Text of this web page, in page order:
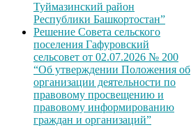
Туймазинский район
Республики Башкортостан”
Решение Совета сельского
поселения Гафуровский
сельсовет от 02.07.2026 № 200
“Об утверждении Положения об
организации деятельности по
правовому просвещению и
правовому информированию
граждан и организаций”